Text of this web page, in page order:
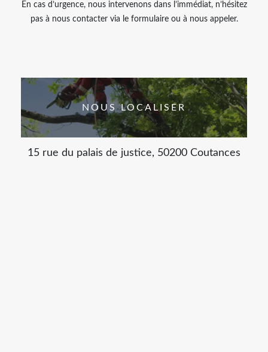
En cas d’urgence, nous intervenons dans l’immédiat, n’hésitez
pas à nous contacter via le formulaire ou à nous appeler.
NOUS LOCALISER
15 rue du palais de justice, 50200 Coutances